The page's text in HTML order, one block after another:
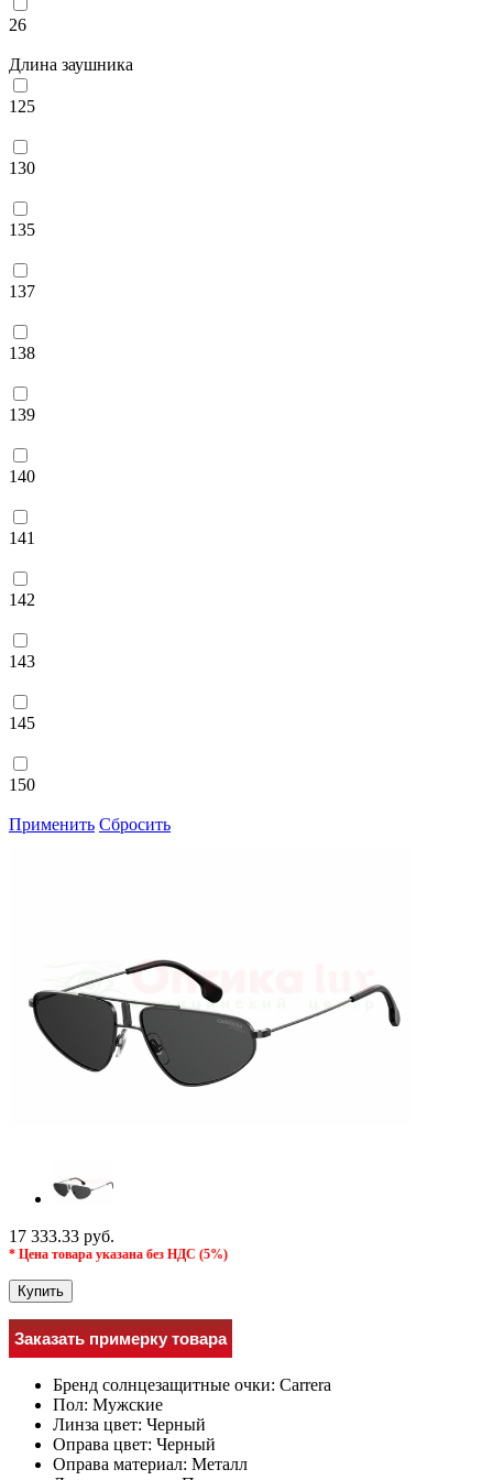
26
Длина заушника
125
130
135
137
138
139
140
141
142
143
145
150
Применить Сбросить
17 333.33 руб.
* Цена товара указана без НДС (5%)
Купить
Заказать примерку товара
Бренд солнцезащитные очки: Carrera
Пол: Мужcкие
Линза цвет: Черный
Оправа цвет: Черный
Оправа материал: Металл